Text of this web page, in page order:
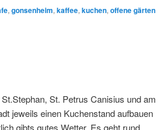
,gonsenheim,kaffee,kuchen,offene gärten
St. Petrus Canisius und am
jeweils einen Kuchenstand aufbauen
gibts gutes Wetter. Es geht rund.